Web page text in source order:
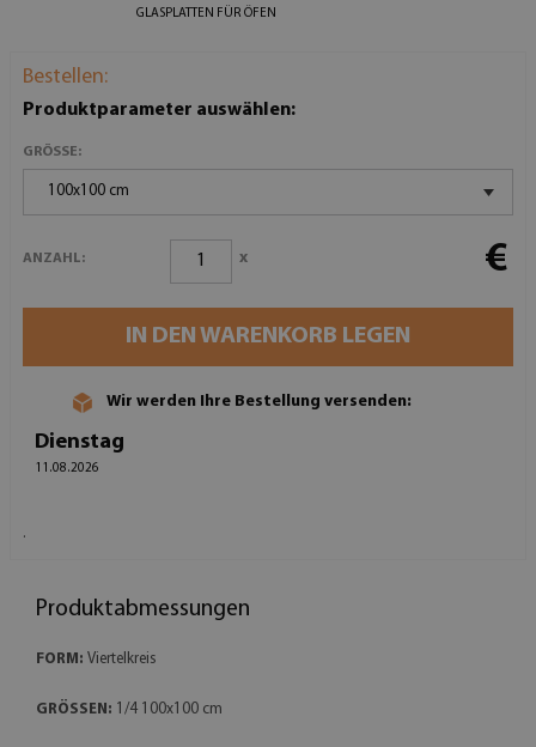
GLASPLATTEN FÜR ÖFEN
Bestellen:
Produktparameter auswählen:
GRÖSSE:
100x100 cm
ANZAHL: x €
IN DEN WARENKORB LEGEN
Wir werden Ihre Bestellung versenden:
Dienstag
11.08.2026
.
Produktabmessungen
FORM: Viertelkreis
GRÖSSEN: 1/4 100x100 cm